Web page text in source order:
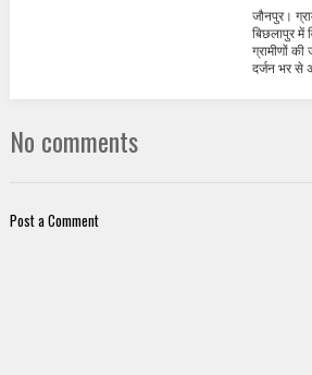
जौनपुर।
बिछलापुर में
ग्रामीणों
दर्जन भर से
No comments
Post a Comment